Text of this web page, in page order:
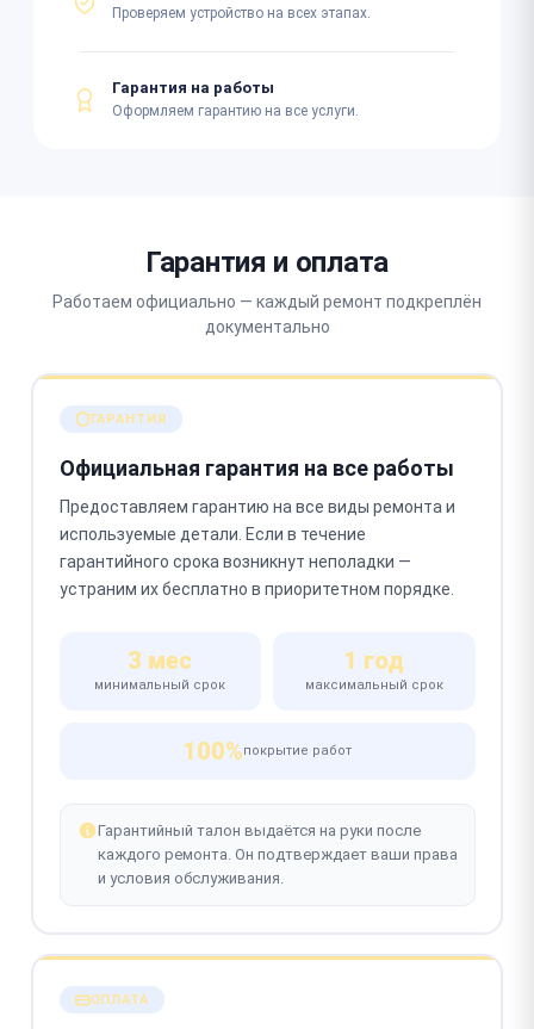
Проверяем устройство на всех этапах.
Гарантия на работы
Оформляем гарантию на все услуги.
Гарантия и оплата
Работаем официально — каждый ремонт подкреплён
документально
ГАРАНТИЯ
Официальная гарантия на все работы
Предоставляем гарантию на все виды ремонта и
используемые детали. Если в течение
гарантийного срока возникнут неполадки —
устраним их бесплатно в приоритетном порядке.
3 мес
минимальный срок
1 год
максимальный срок
100%покрытие работ
Гарантийный талон выдаётся на руки после
каждого ремонта. Он подтверждает ваши права
и условия обслуживания.
ОПЛАТА